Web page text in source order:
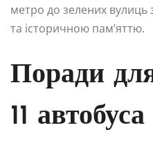
метро до зелених
та історичною пам’яттю.
Поради
11 автобуса